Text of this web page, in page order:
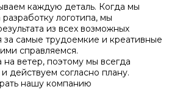
каждую деталь. Когда мы
логотипа, мы
из всех возможных
самые трудоемкие и креативные
справляемся.
ветер, поэтому мы всегда
действуем согласно плану.
нашу компанию